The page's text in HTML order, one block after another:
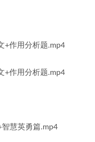
+作用分析题.mp4
+作用分析题.mp4
慧英勇篇.mp4